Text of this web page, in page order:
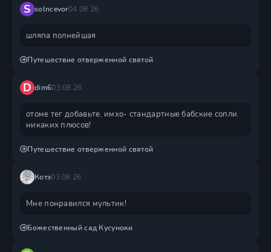
S solncevor04.08.26
шляпа полнейшая
Путешествие отверженной святой
D dim603.08.26
отоме тег добавьте. имхо- стандартные бабские сопли.
никаких плюсов!
Путешествие отверженной святой
Котэ03.08.26
Мне понравился мультик!
Божественный сад Кусуноки